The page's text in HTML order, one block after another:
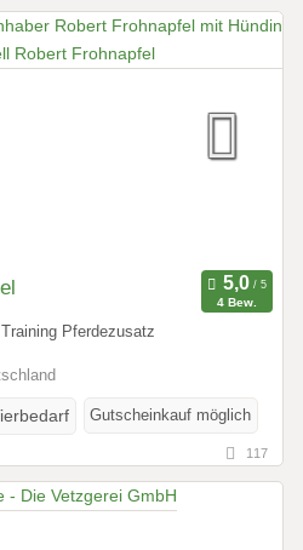
4 Bew.
Pferdezusatz
Gutscheinkauf möglich
117